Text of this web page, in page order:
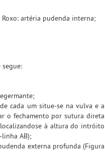
artéria pudenda interna;
cada um situe-se na vulva e a
o fechamento por sutura direta
à altura do intróito
AB);
externa profunda (Figura